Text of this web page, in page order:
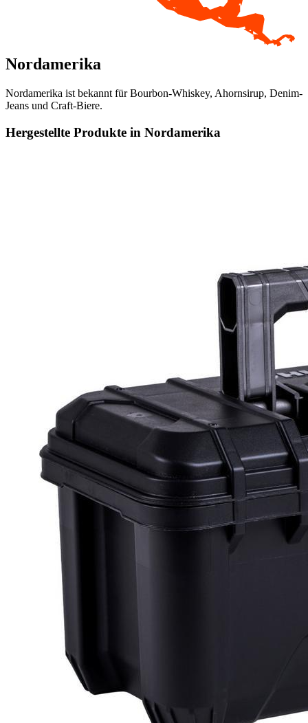
Nordamerika
Nordamerika ist bekannt für Bourbon-Whiskey, Ahornsirup, Denim-
Jeans und Craft-Biere.
Hergestellte Produkte in Nordamerika